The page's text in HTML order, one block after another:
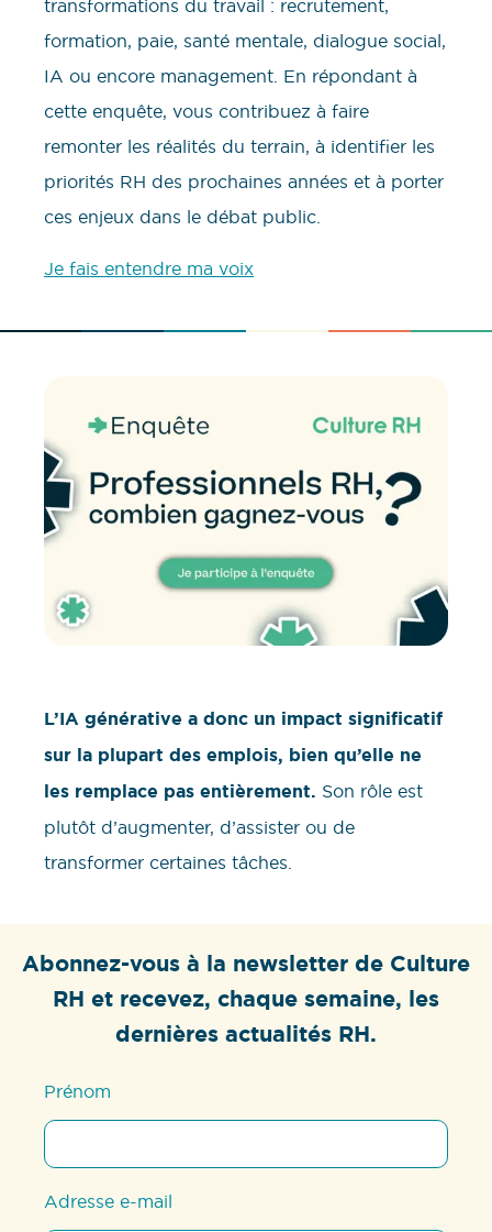
transformations du travail : recrutement,
formation, paie, santé mentale, dialogue social,
IA ou encore management. En répondant à
cette enquête, vous contribuez à faire
remonter les réalités du terrain, à identifier les
priorités RH des prochaines années et à porter
ces enjeux dans le débat public.
Je fais entendre ma voix
L’IA générative a donc un impact significatif
sur la plupart des emplois, bien qu’elle ne
les remplace pas entièrement. Son rôle est
plutôt d’augmenter, d’assister ou de
transformer certaines tâches.
Abonnez-vous à la newsletter de Culture
RH et recevez, chaque semaine, les
dernières actualités RH.
Prénom
Adresse e-mail